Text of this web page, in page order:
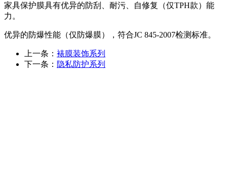
家具保护膜具有优异的防刮、耐污、自修复（仅TPH款）能
力。
优异的防爆性能（仅防爆膜），符合JC 845-2007检测标准。
上一条： 裱膜装饰系列
下一条： 隐私防护系列